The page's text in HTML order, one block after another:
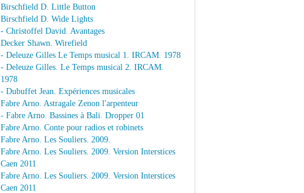
Birschfield D. Little Button
Birschfield D. Wide Lights
- Christoffel David. Avantages
Decker Shawn. Wirefield
- Deleuze Gilles Le Temps musical 1. IRCAM. 1978
- Deleuze Gilles. Le Temps musical 2. IRCAM.
1978
- Dubuffet Jean. Expériences musicales
Fabre Arno. Astragale Zenon l'arpenteur
- Fabre Arno. Bassines à Bali. Dropper 01
Fabre Arno. Conte pour radios et robinets
Fabre Arno. Les Souliers. 2009.
Fabre Arno. Les Souliers. 2009. Version Interstices
Caen 2011
Fabre Arno. Les Souliers. 2009. Version Interstices
Caen 2011